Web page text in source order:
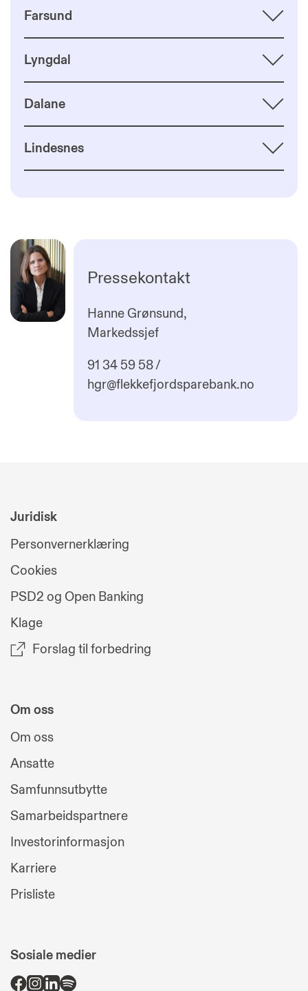
Farsund
Lyngdal
Dalane
Lindesnes
Pressekontakt
Hanne Grønsund,
Markedssjef
91 34 59 58 /
hgr@flekkefjordsparebank.no
Juridisk
Personvernerklæring
Cookies
PSD2 og Open Banking
Klage
Forslag til forbedring
Om oss
Om oss
Ansatte
Samfunnsutbytte
Samarbeidspartnere
Investorinformasjon
Karriere
Prisliste
Sosiale medier